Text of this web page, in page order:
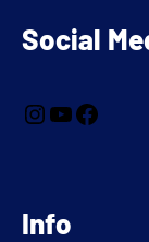
Social
Info